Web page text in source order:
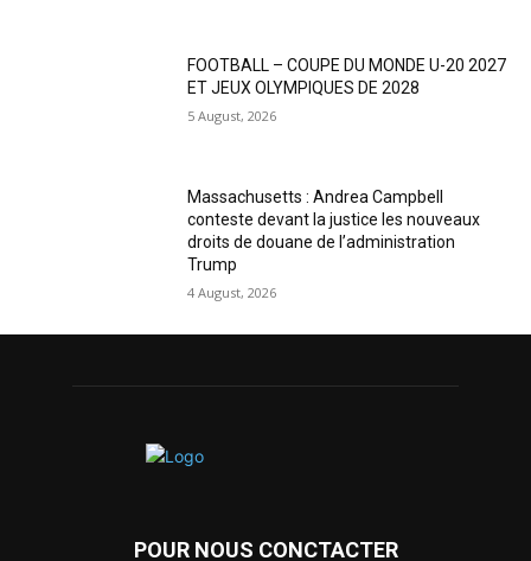
FOOTBALL – COUPE DU MONDE U-20 2027
ET JEUX OLYMPIQUES DE 2028
5 August, 2026
Massachusetts : Andrea Campbell
conteste devant la justice les nouveaux
droits de douane de l’administration
Trump
4 August, 2026
POUR NOUS CONCTACTER